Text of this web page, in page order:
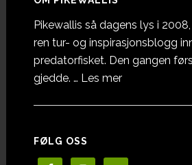
Pikewallis så dagens lys i
ren tur- og inspirasjonsblogg
predatorfisket. Den gangen
gjedde. … Les meromOm
FØLG OSS